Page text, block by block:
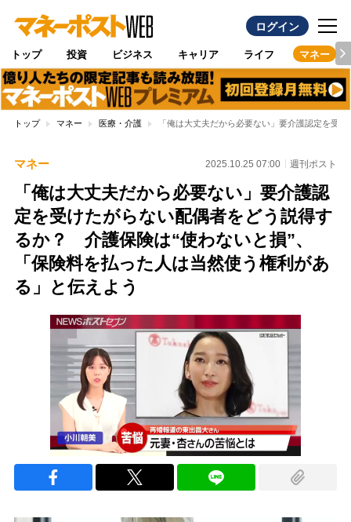
ログイン
トップ 投資 ビジネス キャリア ライフ マネー
トップ マネー 医療・介護 「俺は大丈夫だから必要ない」要介護認定を受
マネー 2025.10.25 07:00 週刊ポスト
「俺は大丈夫だから必要ない」要介護認
定を受けたがらない配偶者をどう説得す
るか？ 介護保険は“使わないと損”、
「保険料を払った人は当然使う権利があ
る」と伝えよう